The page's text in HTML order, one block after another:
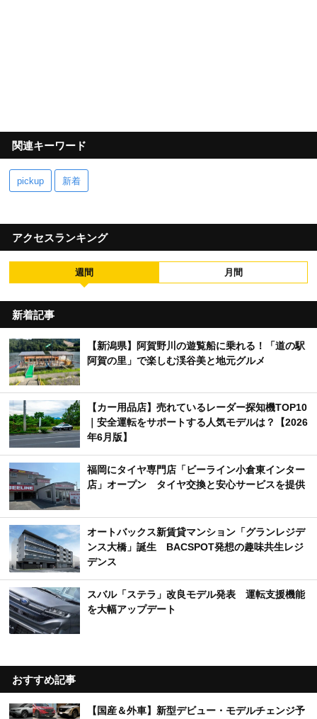
関連キーワード
pickup 新着
アクセスランキング
週間 月間
新着記事
【新潟県】阿賀野川の遊覧船に乗れる！「道の駅
阿賀の里」で楽しむ渓谷美と地元グルメ
【カー用品店】売れているレーダー探知機TOP10
｜安全運転をサポートする人気モデルは？【2026
年6月版】
福岡にタイヤ専門店「ビーライン小倉東インター
店」オープン タイヤ交換と安心サービスを提供
オートバックス新賃貸マンション「グランレジデ
ンス大橋」誕生 BACSPOT発想の趣味共生レジ
デンス
スバル「ステラ」改良モデル発表 運転支援機能
を大幅アップデート
おすすめ記事
【国産＆外車】新型デビュー・モデルチェンジ予